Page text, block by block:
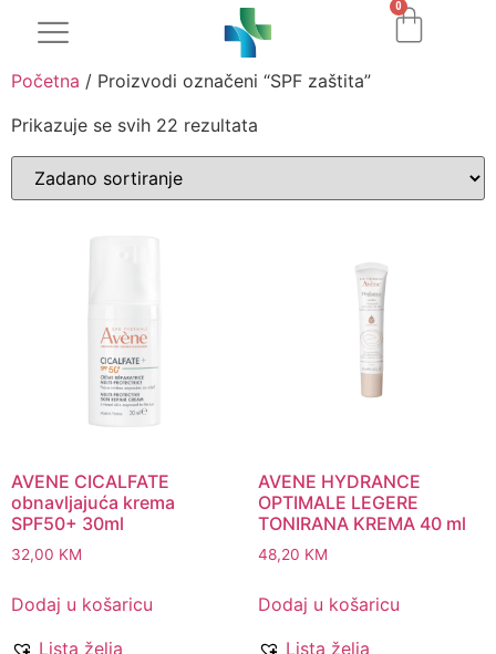
0
Početna / Proizvodi označeni “SPF zaštita”
Prikazuje se svih 22 rezultata
AVENE CICALFATE
obnavljajuća krema
SPF50+ 30ml
32,00 KM
Dodaj u košaricu
Lista želja
AVENE HYDRANCE
OPTIMALE LEGERE
TONIRANA KREMA 40 ml
48,20 KM
Dodaj u košaricu
Lista želja